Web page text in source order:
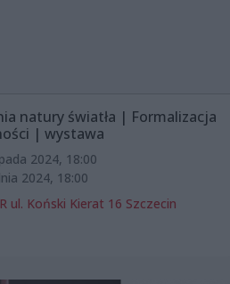
natury światła | Formalizacja
| wystawa
2024, 18:00
2024, 18:00
ul. Koński Kierat 16 Szczecin